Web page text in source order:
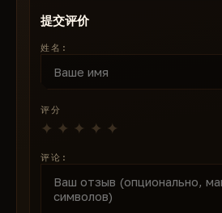
提交评价
姓名:
评分
评论: